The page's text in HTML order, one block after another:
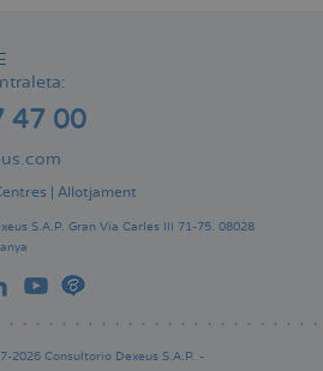
47 00
| Allotjament
S.A.P. Gran Via Carles III 71-75. 08028
2026 Consultorio Dexeus S.A.P. -